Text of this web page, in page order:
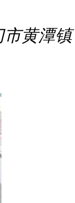
黄潭镇